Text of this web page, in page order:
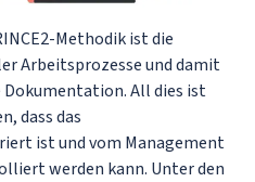
Methodik ist die
Arbeitsprozesse und damit
All dies ist
dass das
ist und vom Management
werden kann. Unter den